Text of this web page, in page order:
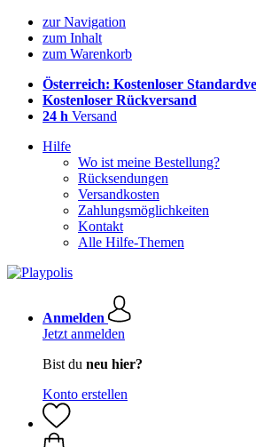
zur Navigation
zum Inhalt
zum Warenkorb
Österreich: Kostenloser
Kostenloser Rückversand
24 h Versand
Hilfe
Wo ist meine Bestellung?
Rücksendungen
Versandkosten
Zahlungsmöglichkeiten
Kontakt
Alle Hilfe-Themen
Anmelden
Jetzt anmelden
Bist du neu hier?
Konto erstellen